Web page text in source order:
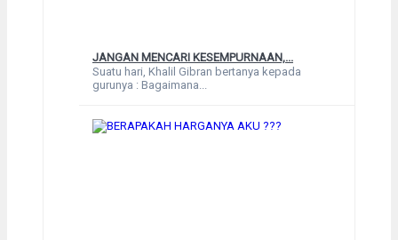
JANGAN MENCARI KESEMPURNAAN,...
Suatu hari, Khalil Gibran bertanya kepada
gurunya : Bagaimana...